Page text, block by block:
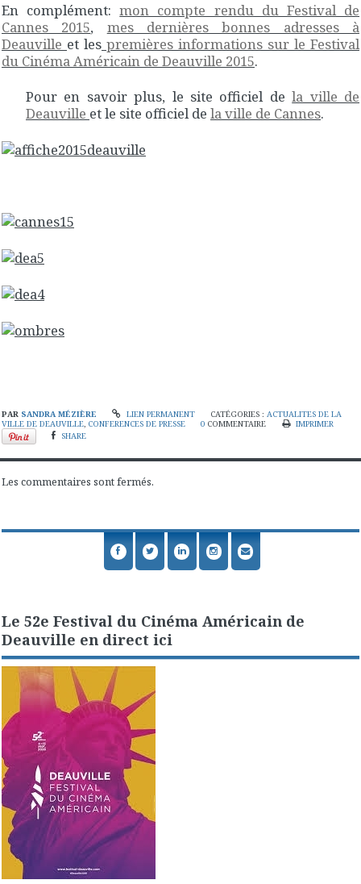
En complément:mon compte rendu du Festival de
Cannes 2015, mes dernières bonnes adresses à
Deauville et les premières informations sur le Festival
du Cinéma Américain de Deauville 2015.
Pour en savoir plus, le site officiel dela ville de
Deauville et le site officiel de la ville de Cannes.
PAR SANDRA MÉZIÈRE LIEN PERMANENT CATÉGORIES :ACTUALITES DE LA
VILLE DE DEAUVILLE, CONFERENCES DE PRESSE 0 COMMENTAIRE
IMPRIMER
SHARE
Les commentaires sont fermés.
Le 52e Festival du Cinéma Américain de
Deauville en direct ici